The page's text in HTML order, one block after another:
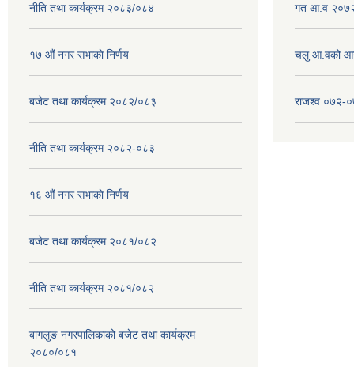
नीति तथा कार्यक्रम २०८३/०८४
१७ ‌‍औं नगर सभाकाे निर्णय
बजेट तथा कार्यक्रम २०८२/०८३
नीति तथा कार्यक्रम २०८२-०८३
१६ ‌औं नगर सभाकाे निर्णय
बजेट तथा कार्यक्रम २०८१/०८२
नीति तथा कार्यक्रम २०८१/०८२
बागलुङ नगरपालिकाको बजेट तथा कार्यक्रम
२०८०/०८१
गत आ.व
चलु आ.वको
राजश्व ०७२-